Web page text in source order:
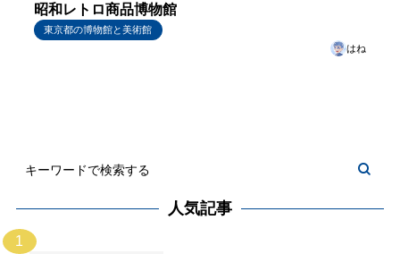
昭和レトロ商品博物館
東京都の博物館と美術館
はね
人気記事
1